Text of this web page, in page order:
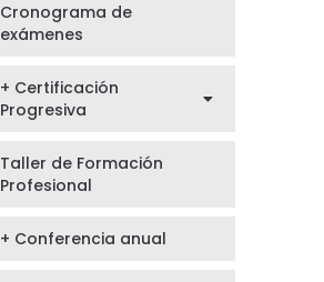
Cronograma de
exámenes
+ Certificación
Progresiva
Taller de Formación
Profesional
+ Conferencia anual